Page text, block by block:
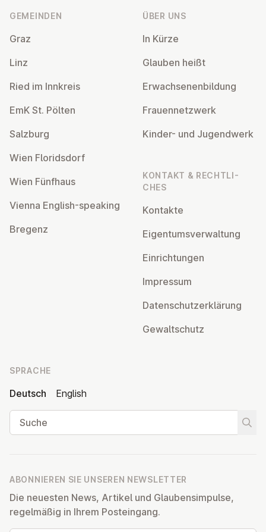
GEMEINDEN
Graz
Linz
Ried im Innkreis
EmK St. Pölten
Salzburg
Wien Flo­rids­dorf
Wien Fünfhaus
Vienna English-speaking
Bregenz
ÜBER UNS
In Kürze
Glauben heißt
Er­wach­se­nen­bil­dung
Frau­en­netz­werk
Kinder- und Ju­gend­werk
KONTAKT & RECHT­LI­
CHES
Kontakte
Ei­gen­tums­ver­wal­tung
Ein­rich­tun­gen
Impressum
Da­ten­schutz­er­klä­rung
Ge­walt­schutz
SPRACHE
Deutsch
English
Suche
ABONNIEREN SIE UNSEREN NEWSLETTER
Die neuesten News, Artikel und Glaubensimpulse,
regelmäßig in Ihrem Posteingang.